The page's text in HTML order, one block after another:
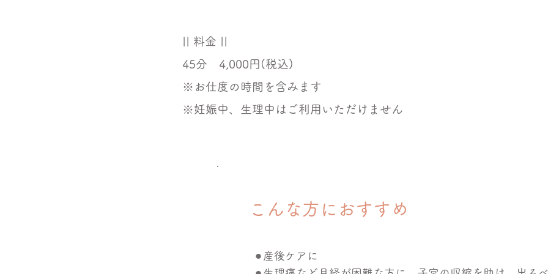
|| 料金 ||
45分 4,000円(税込)
※お仕度の時間を含みます
※妊娠中、生理中はご利用いただけません
​こんな方におすすめ
⚫︎産後ケアに